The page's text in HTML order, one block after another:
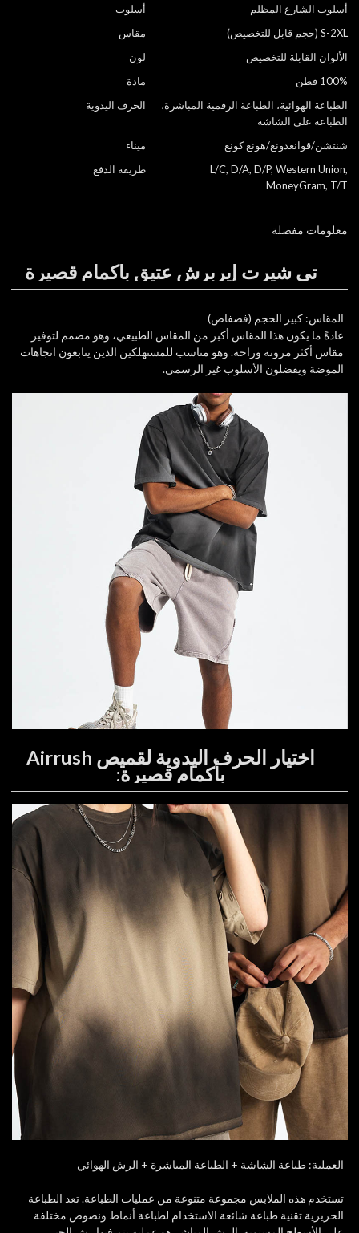
أسلوب
أسلوب الشارع المظلم
مقاس
S-2XL (حجم قابل للتخصيص)
لون
الألوان القابلة للتخصيص
مادة
100% قطن
الحرف اليدوية
الطباعة الهوائية، الطباعة الرقمية المباشرة،
الطباعة على الشاشة
ميناء
شنتشن/قوانغدونغ/هونغ كونغ
طريقة الدفع
L/C, D/A, D/P, Western Union,
MoneyGram, T/T
معلومات مفصلة
تي شيرت إيربرش عتيق بأكمام قصيرة
المقاس: كبير الحجم (فضفاض)
عادةً ما يكون هذا المقاس أكبر من المقاس الطبيعي، وهو مصمم لتوفير
مقاس أكثر مرونة وراحة. وهو مناسب للمستهلكين الذين يتابعون اتجاهات
الموضة ويفضلون الأسلوب غير الرسمي.
اختيار الحرف اليدوية لقميص Airrush
بأكمام قصيرة:
العملية: طباعة الشاشة + الطباعة المباشرة + الرش الهوائي
تستخدم هذه الملابس مجموعة متنوعة من عمليات الطباعة. تعد الطباعة
الحريرية تقنية طباعة شائعة الاستخدام لطباعة أنماط ونصوص مختلفة